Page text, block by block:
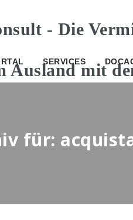
SERVICES
für: